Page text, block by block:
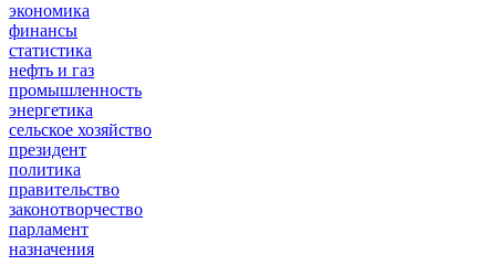
экономика
финансы
статистика
нефть и газ
промышленность
энергетика
сельское хозяйство
президент
политика
правительство
законотворчество
парламент
назначения